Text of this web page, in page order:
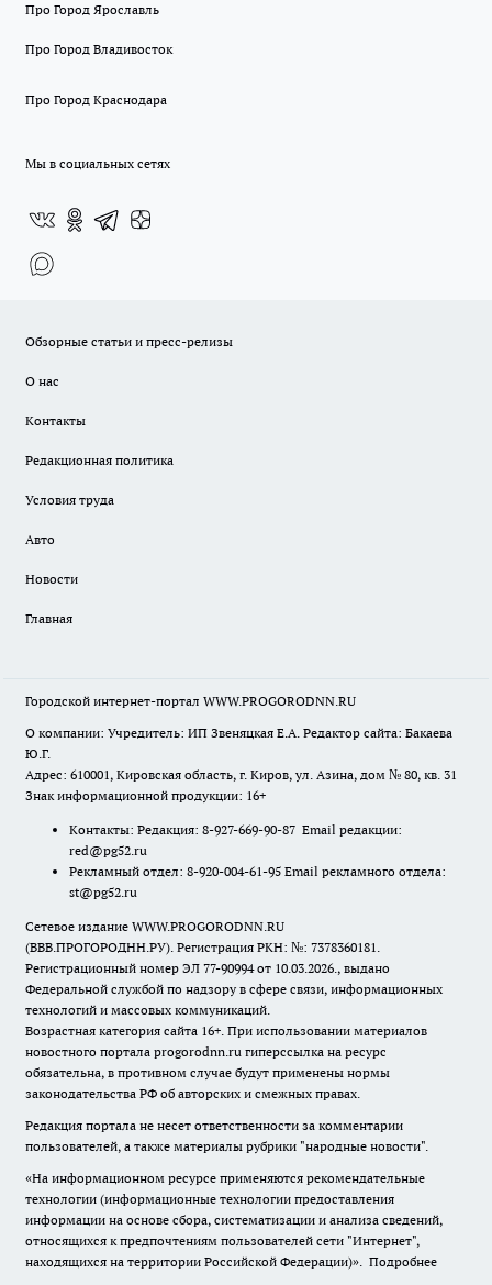
Про Город Ярославль
Про Город Владивосток
Про Город Краснодара
Мы в социальных сетях
Обзорные статьи и пресс-релизы
О нас
Контакты
Редакционная политика
Условия труда
Авто
Новости
Главная
Городской интернет-портал WWW.PROGORODNN.RU
О компании: Учредитель: ИП Звеняцкая Е.А. Редактор сайта: Бакаева
Ю.Г.
Адрес: 610001, Кировская область, г. Киров, ул. Азина, дом № 80, кв. 31
Знак информационной продукции: 16+
Контакты: Редакция: 8-927-669-90-87 Email редакции:
red@pg52.ru
Рекламный отдел: 8-920-004-61-95 Email рекламного отдела:
st@pg52.ru
Сетевое издание WWW.PROGORODNN.RU
(ВВВ.ПРОГОРОДНН.РУ). Регистрация РКН: №: 7378360181.
Регистрационный номер ЭЛ 77-90994 от 10.03.2026., выдано
Федеральной службой по надзору в сфере связи, информационных
технологий и массовых коммуникаций.
Возрастная категория сайта 16+. При использовании материалов
новостного портала progorodnn.ru гиперссылка на ресурс
обязательна, в противном случае будут применены нормы
законодательства РФ об авторских и смежных правах.
Редакция портала не несет ответственности за комментарии
пользователей, а также материалы рубрики "народные новости".
«На информационном ресурсе применяются рекомендательные
технологии (информационные технологии предоставления
информации на основе сбора, систематизации и анализа сведений,
относящихся к предпочтениям пользователей сети "Интернет",
находящихся на территории Российской Федерации)». Подробнее